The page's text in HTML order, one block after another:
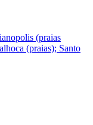
(praias
(praias); Santo